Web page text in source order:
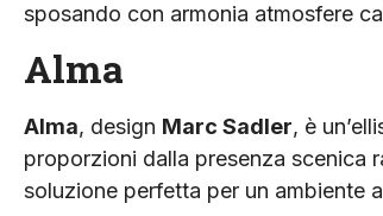
sposando con armonia atmosfere
Alma
Alma, design Marc Sadler, è
proporzioni dalla presenza scenica
soluzione perfetta per un ambiente